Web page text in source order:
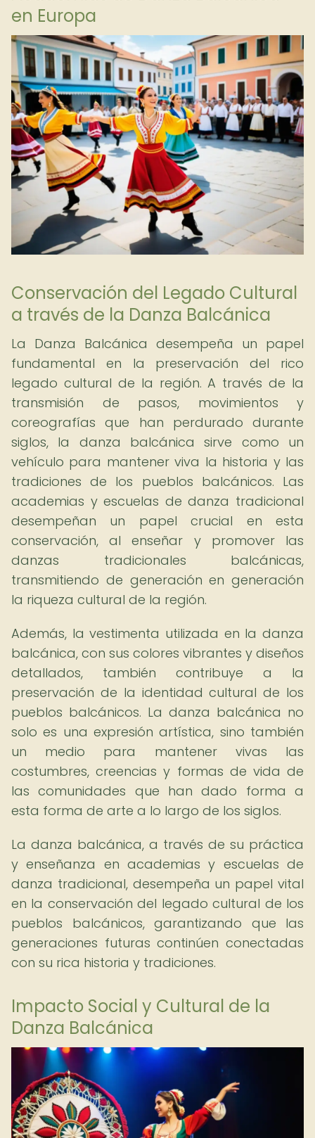
en Europa
Conservación del Legado Cultural
a través de la Danza Balcánica
La Danza Balcánica desempeña un papel
fundamental en la preservación del rico
legado cultural de la región. A través de la
transmisión de pasos, movimientos y
coreografías que han perdurado durante
siglos, la danza balcánica sirve como un
vehículo para mantener viva la historia y las
tradiciones de los pueblos balcánicos. Las
academias y escuelas de danza tradicional
desempeñan un papel crucial en esta
conservación, al enseñar y promover las
danzas tradicionales balcánicas,
transmitiendo de generación en generación
la riqueza cultural de la región.
Además, la vestimenta utilizada en la danza
balcánica, con sus colores vibrantes y diseños
detallados, también contribuye a la
preservación de la identidad cultural de los
pueblos balcánicos. La danza balcánica no
solo es una expresión artística, sino también
un medio para mantener vivas las
costumbres, creencias y formas de vida de
las comunidades que han dado forma a
esta forma de arte a lo largo de los siglos.
La danza balcánica, a través de su práctica
y enseñanza en academias y escuelas de
danza tradicional, desempeña un papel vital
en la conservación del legado cultural de los
pueblos balcánicos, garantizando que las
generaciones futuras continúen conectadas
con su rica historia y tradiciones.
Impacto Social y Cultural de la
Danza Balcánica